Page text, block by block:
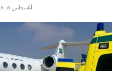
أغسطس 6, 2026